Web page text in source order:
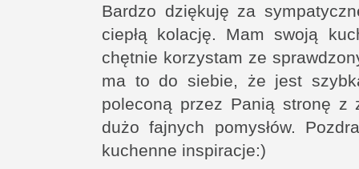
Bardzo dziękuję za
ciepłą kolację. Mam swoją
chętnie korzystam ze
ma to do siebie, że jest
poleconą przez Panią stronę z
dużo fajnych pomysłów.
kuchenne inspiracje:)